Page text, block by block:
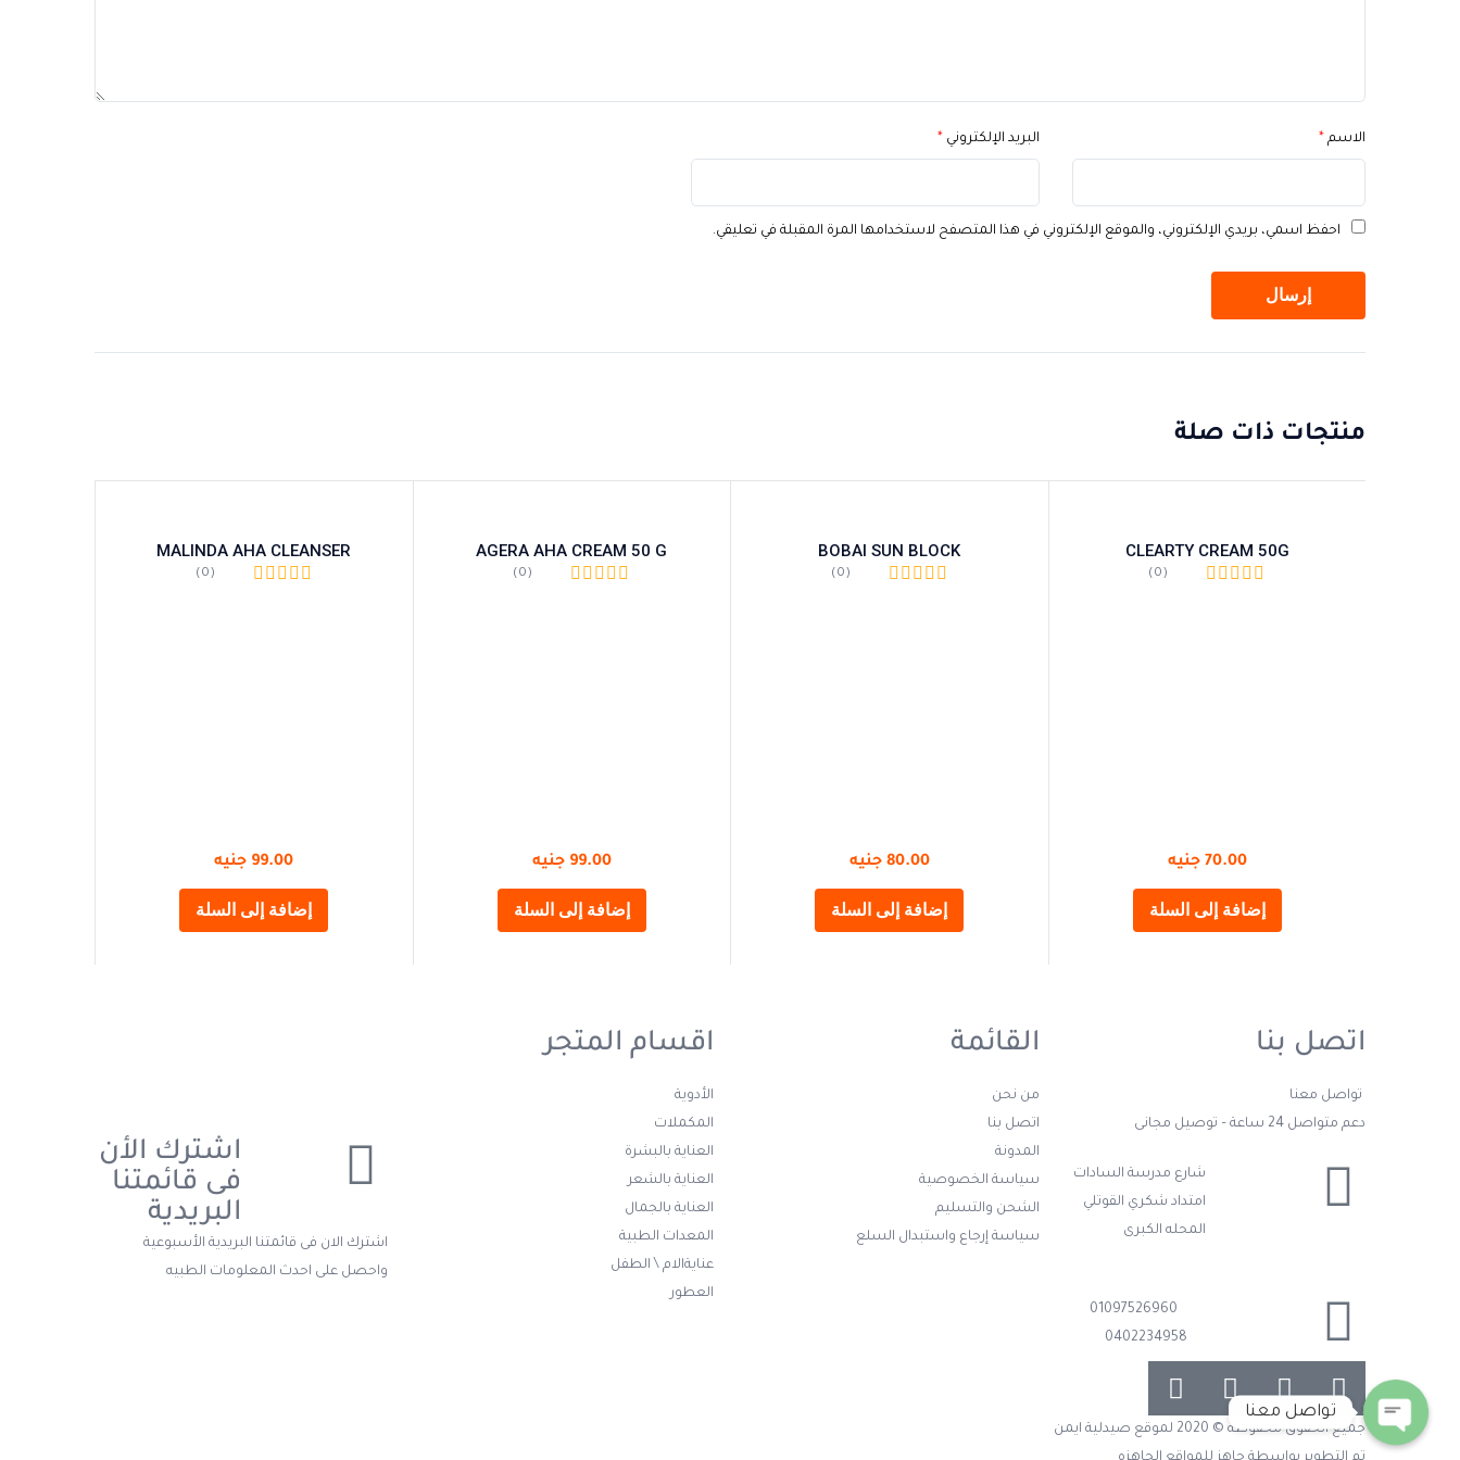
الاسم * البريد الإلكتروني *
احفظ اسمي، بريدي الإلكتروني، والموقع الإلكتروني في هذا المتصفح لاستخدامها المرة المقبلة في تعليقي.
منتجات ذات صلة
CLEARTY CREAM 50G
(0)
70.00 جنيه
إضافة إلى السلة
BOBAI SUN BLOCK
(0)
80.00 جنيه
إضافة إلى السلة
AGERA AHA CREAM 50 G
(0)
99.00 جنيه
إضافة إلى السلة
MALINDA AHA CLEANSER
(0)
99.00 جنيه
إضافة إلى السلة
اتصل بنا
تواصل معنا
دعم متواصل 24 ساعة – توصيل مجانى
شارع مدرسة السادات
امتداد شكري القوتلي
المحله الكبرى
01097526960
0402234958
القائمة
من نحن
اتصل بنا
المدونة
سياسة الخصوصية
الشحن والتسليم
سياسة إرجاع واستبدال السلع
اقسام المتجر
الأدوية
المكملات
العناية بالبشرة
العناية بالشعر
العناية بالجمال
المعدات الطبية
عنايةالام \ الطفل
العطور
اشترك الأن
فى قائمتنا
البريدية
اشترك الان فى قائمتنا البريدية الأسبوعية
واحصل على احدث المعلومات الطبيه
جميع الحقوق محفوظة © 2020 لموقع صيدلية ايمن
تواصل معنا